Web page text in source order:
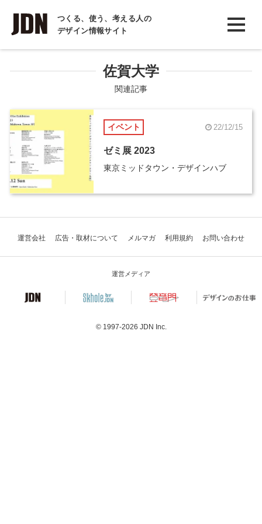
つくる、使う、考える人の
デザイン情報サイト
INTERVIEW
インタビュー
COLUMN
コラム
佐賀大学
関連記事
イベント 22/12/15
ゼミ展 2023
東京ミッドタウン・デザインハブ
運営会社 広告・取材について メルマガ 利用規約 お問い合わせ
運営メディア
© 1997-2026 JDN Inc.